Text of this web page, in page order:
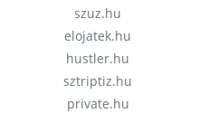
szuz.hu
elojatek.hu
hustler.hu
sztriptiz.hu
private.hu